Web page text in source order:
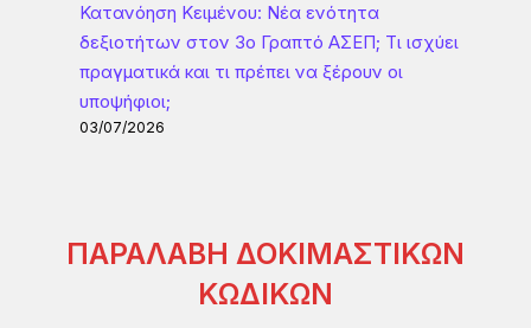
Κατανόηση Κειμένου: Νέα ενότητα
δεξιοτήτων στον 3ο Γραπτό ΑΣΕΠ; Τι ισχύει
πραγματικά και τι πρέπει να ξέρουν οι
υποψήφιοι;
03/07/2026
ΠΑΡΑΛΑΒΗ ΔΟΚΙΜΑΣΤΙΚΩΝ
ΚΩΔΙΚΩΝ